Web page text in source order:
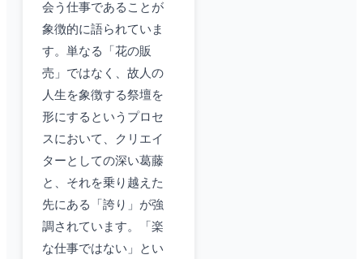
会う仕事であることが
象徴的に語られていま
す。単なる「花の販
売」ではなく、故人の
人生を象徴する祭壇を
形にするというプロセ
スにおいて、クリエイ
ターとしての深い葛藤
と、それを乗り越えた
先にある「誇り」が強
調されています。「楽
な仕事ではない」とい